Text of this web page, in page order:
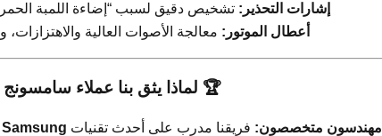
إشارات التحذير: تشخيص دقيق لسبب “إضاءة اللمبة
أعطال الموتور: معالجة الأصوات العالية
🏆 لماذا يثق بنا عملاء
مهندسون متخصصون: فريقنا مدرب على أحدث تقنيات Samsung